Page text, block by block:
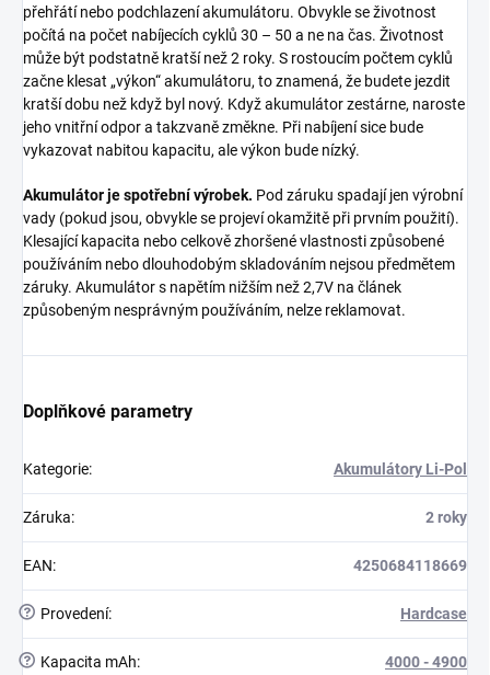
přehřátí nebo podchlazení akumulátoru. Obvykle se životnost
počítá na počet nabíjecích cyklů 30 – 50 a ne na čas. Životnost
může být podstatně kratší než 2 roky. S rostoucím počtem cyklů
začne klesat „výkon“ akumulátoru, to znamená, že budete jezdit
kratší dobu než když byl nový. Když akumulátor zestárne, naroste
jeho vnitřní odpor a takzvaně změkne. Při nabíjení sice bude
vykazovat nabitou kapacitu, ale výkon bude nízký.
Akumulátor je spotřební výrobek. Pod záruku spadají jen výrobní
vady (pokud jsou, obvykle se projeví okamžitě při prvním použití).
Klesající kapacita nebo celkově zhoršené vlastnosti způsobené
používáním nebo dlouhodobým skladováním nejsou předmětem
záruky. Akumulátor s napětím nižším než 2,7V na článek
způsobeným nesprávným používáním, nelze reklamovat.
Doplňkové parametry
Kategorie: Akumulátory Li-Pol
Záruka: 2 roky
EAN: 4250684118669
? Provedení: Hardcase
? Kapacita mAh: 4000 - 4900